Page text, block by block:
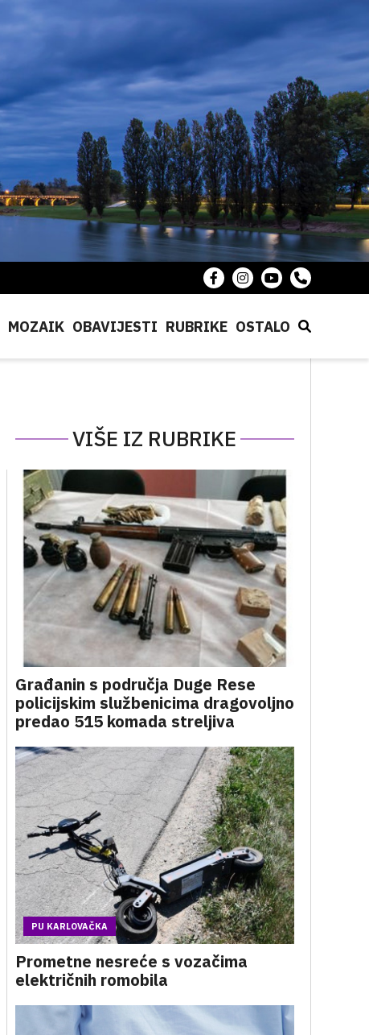
MOZAIK OBAVIJESTI RUBRIKE OSTALO
VIŠE IZ RUBRIKE
Građanin s područja Duge Rese
policijskim službenicima dragovoljno
predao 515 komada streljiva
PU KARLOVAČKA
Prometne nesreće s vozačima
električnih romobila